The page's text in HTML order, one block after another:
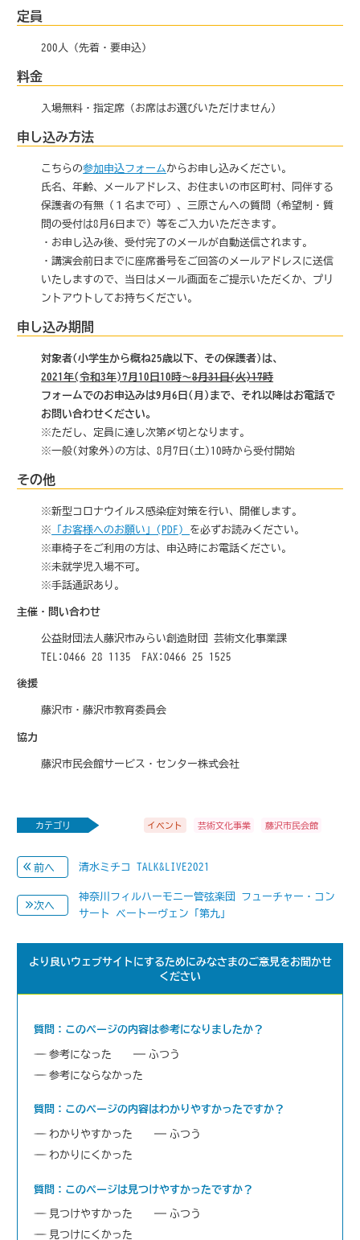
定員
200人（先着・要申込）
料金
入場無料・指定席（お席はお選びいただけません）
申し込み方法
こちらの参加申込フォームからお申し込みください。
氏名、年齢、メールアドレス、お住まいの市区町村、同伴する
保護者の有無（１名まで可）、三原さんへの質問（希望制・質
問の受付は8月6日まで）等をご入力いただきます。
・お申し込み後、受付完了のメールが自動送信されます。
・講演会前日までに座席番号をご回答のメールアドレスに送信
いたしますので、当日はメール画面をご提示いただくか、プリ
ントアウトしてお持ちください。
申し込み期間
対象者(小学生から概ね25歳以下、その保護者)は、
2021年(令和3年)7月10日10時～8月31日(火)17時
フォームでのお申込みは9月6日(月)まで、それ以降はお電話で
お問い合わせください。
※ただし、定員に達し次第〆切となります。
※一般(対象外)の方は、8月7日(土)10時から受付開始
その他
※新型コロナウイルス感染症対策を行い、開催します。
※ 「お客様へのお願い」(PDF) を必ずお読みください。
※車椅子をご利用の方は、申込時にお電話ください。
※未就学児入場不可。
※手話通訳あり。
主催・問い合わせ
公益財団法人藤沢市みらい創造財団 芸術文化事業課
TEL:0466-28-1135 FAX:0466-25-1525
後援
藤沢市・藤沢市教育委員会
協力
藤沢市民会館サービス・センター株式会社
カテゴリ イベント 芸術文化事業 藤沢市民会館
前へ 清水ミチコ TALK&LIVE2021
次へ
神奈川フィルハーモニー管弦楽団 フューチャー・コン
サート ベートーヴェン「第九」
より良いウェブサイトにするためにみなさまのご意見をお聞かせ
ください
質問：このページの内容は参考になりましたか？
参考になった
ふつう
参考にならなかった
質問：このページの内容はわかりやすかったですか？
わかりやすかった
ふつう
わかりにくかった
質問：このページは見つけやすかったですか？
見つけやすかった
ふつう
見つけにくかった